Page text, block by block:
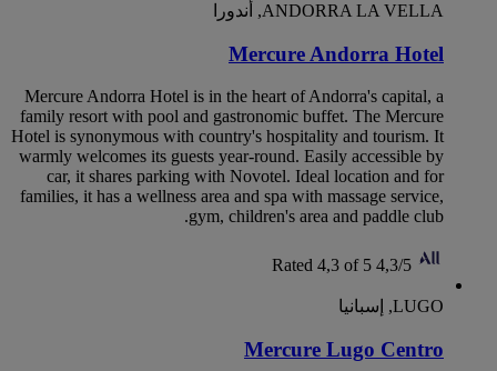
ANDORRA LA VELLA, أندورا
Mercure Andorra Hotel
Mercure Andorra Hotel is in the heart of Andorra's capital, a
family resort with pool and gastronomic buffet. The Mercure
Hotel is synonymous with country's hospitality and tourism. It
warmly welcomes its guests year-round. Easily accessible by
car, it shares parking with Novotel. Ideal location and for
families, it has a wellness area and spa with massage service,
gym, children's area and paddle club.
4,3/5
Rated 4,3 of 5
LUGO, إسبانيا
Mercure Lugo Centro